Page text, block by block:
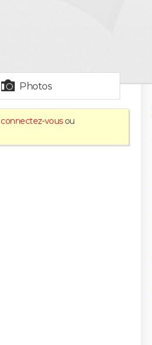
Photos
connectez-vousou